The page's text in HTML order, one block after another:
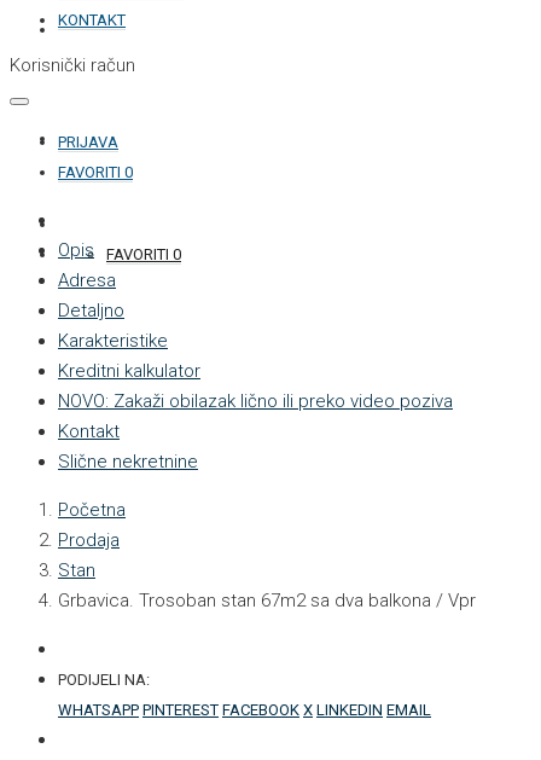
IZNAJMLJIVANJE
KONTAKT
FAVORITI 0
KONTAKT
Korisnički račun
PRIJAVA
FAVORITI 0
Opis
Adresa
Detaljno
Karakteristike
Kreditni kalkulator
NOVO: Zakaži obilazak lično ili preko video poziva
Kontakt
Slične nekretnine
Početna
Prodaja
Stan
Grbavica. Trosoban stan 67m2 sa dva balkona / Vpr
PODIJELI NA:
WHATSAPP PINTEREST FACEBOOK X LINKEDIN EMAIL